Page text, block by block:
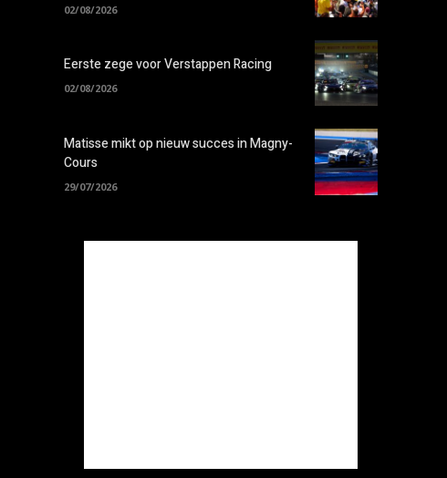
02/08/2026
Eerste zege voor Verstappen Racing
02/08/2026
Matisse mikt op nieuw succes in Magny-
Cours
29/07/2026